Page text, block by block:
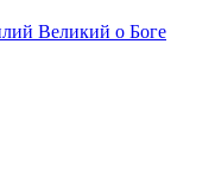
Великий о Боге